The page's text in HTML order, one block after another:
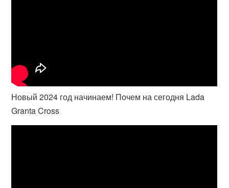
Новый 2024 год начинаем! Почем на сегодня Lada
Granta Cross